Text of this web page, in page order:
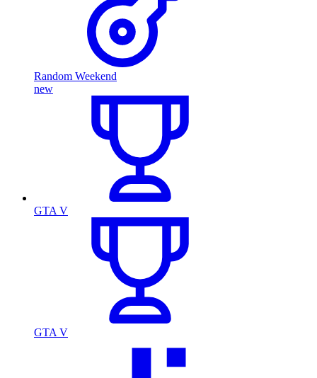
Random Weekend
new
GTA V
GTA V